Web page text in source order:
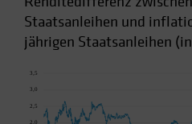
Staatsanleihen und
jährigen Staatsanleihen